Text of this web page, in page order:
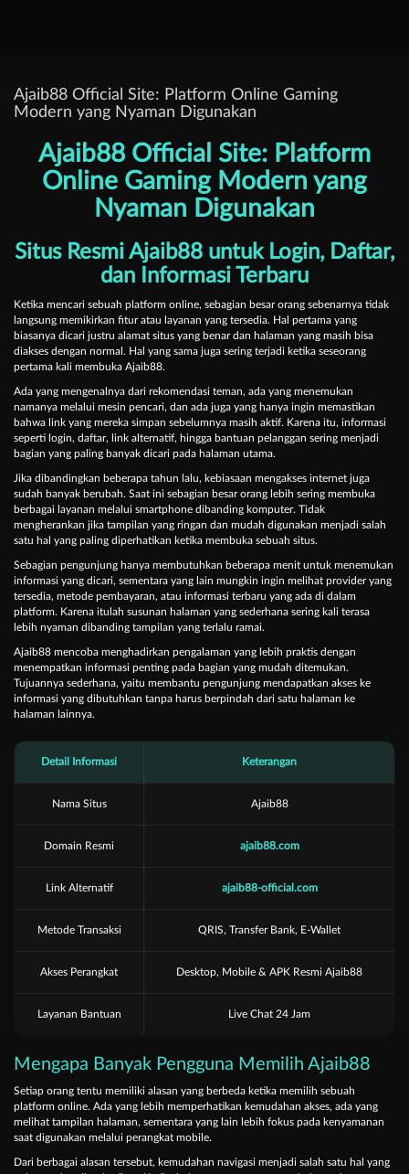
Ajaib88 Official Site: Platform Online Gaming
Modern yang Nyaman Digunakan
Ajaib88 Official Site: Platform
Online Gaming Modern yang
Nyaman Digunakan
Situs Resmi Ajaib88 untuk Login, Daftar,
dan Informasi Terbaru
Ketika mencari sebuah platform online, sebagian besar orang sebenarnya tidak
langsung memikirkan fitur atau layanan yang tersedia. Hal pertama yang
biasanya dicari justru alamat situs yang benar dan halaman yang masih bisa
diakses dengan normal. Hal yang sama juga sering terjadi ketika seseorang
pertama kali membuka Ajaib88.
Ada yang mengenalnya dari rekomendasi teman, ada yang menemukan
namanya melalui mesin pencari, dan ada juga yang hanya ingin memastikan
bahwa link yang mereka simpan sebelumnya masih aktif. Karena itu, informasi
seperti login, daftar, link alternatif, hingga bantuan pelanggan sering menjadi
bagian yang paling banyak dicari pada halaman utama.
Jika dibandingkan beberapa tahun lalu, kebiasaan mengakses internet juga
sudah banyak berubah. Saat ini sebagian besar orang lebih sering membuka
berbagai layanan melalui smartphone dibanding komputer. Tidak
mengherankan jika tampilan yang ringan dan mudah digunakan menjadi salah
satu hal yang paling diperhatikan ketika membuka sebuah situs.
Sebagian pengunjung hanya membutuhkan beberapa menit untuk menemukan
informasi yang dicari, sementara yang lain mungkin ingin melihat provider yang
tersedia, metode pembayaran, atau informasi terbaru yang ada di dalam
platform. Karena itulah susunan halaman yang sederhana sering kali terasa
lebih nyaman dibanding tampilan yang terlalu ramai.
Ajaib88 mencoba menghadirkan pengalaman yang lebih praktis dengan
menempatkan informasi penting pada bagian yang mudah ditemukan.
Tujuannya sederhana, yaitu membantu pengunjung mendapatkan akses ke
informasi yang dibutuhkan tanpa harus berpindah dari satu halaman ke
halaman lainnya.
Detail Informasi Keterangan
Nama Situs Ajaib88
Domain Resmi ajaib88.com
Link Alternatif ajaib88-official.com
Metode Transaksi QRIS, Transfer Bank, E-Wallet
Akses Perangkat Desktop, Mobile & APK Resmi Ajaib88
Layanan Bantuan Live Chat 24 Jam
Mengapa Banyak Pengguna Memilih Ajaib88
Setiap orang tentu memiliki alasan yang berbeda ketika memilih sebuah
platform online. Ada yang lebih memperhatikan kemudahan akses, ada yang
melihat tampilan halaman, sementara yang lain lebih fokus pada kenyamanan
saat digunakan melalui perangkat mobile.
Dari berbagai alasan tersebut, kemudahan navigasi menjadi salah satu hal yang